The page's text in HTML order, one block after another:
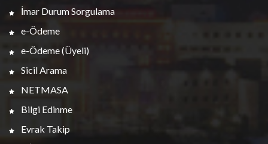
İmar Durum Sorgulama
e-Ödeme
e-Ödeme (Üyeli)
Sicil Arama
NETMASA
Bilgi Edinme
Evrak Takip